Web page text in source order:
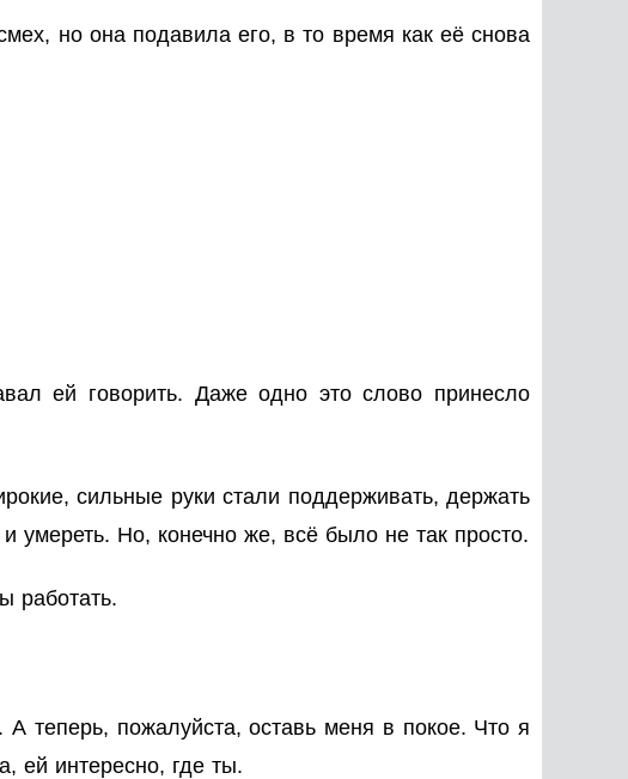
но она подавила его, в то время как её снова
ей говорить. Даже одно это слово принесло
сильные руки стали поддерживать, держать
умереть. Но, конечно же, всё было не так просто.
работать.
теперь, пожалуйста, оставь меня в покое. Что я
ей интересно, где ты.